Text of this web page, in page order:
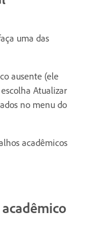
uma das
ausente (ele
Atualizar
no menu do
acadêmicos